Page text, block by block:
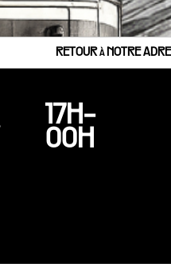
RETOUR à NOTRE
17H-
00H